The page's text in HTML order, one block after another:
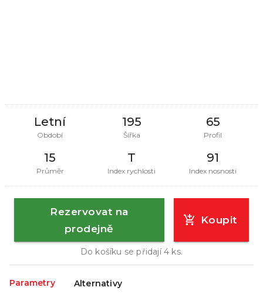
Letní
Období
195
Šířka
65
Profil
15
Průměr
T
Index rychlosti
91
Index nosnosti
Rezervovat na
prodejně
Koupit
Do košíku se přidají4 ks.
Parametry Alternativy